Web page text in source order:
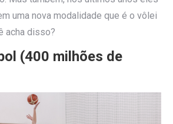
uma nova modalidade que é o vôlei
acha disso?
(400 milhões de